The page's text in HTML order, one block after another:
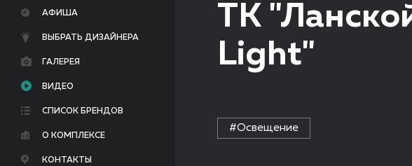
АФИША
ВЫБРАТЬ ДИЗАЙНЕРА
ГАЛЕРЕЯ
ВИДЕО
СПИСОК БРЕНДОВ
О КОМПЛЕКСЕ
КОНТАКТЫ
ТК
Light"
#Освещение